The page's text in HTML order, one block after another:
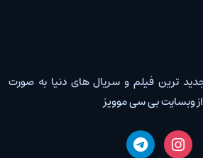
جدید ترین فیلم و سریال های دنیا به صورت
وبسایت بی سی موویز